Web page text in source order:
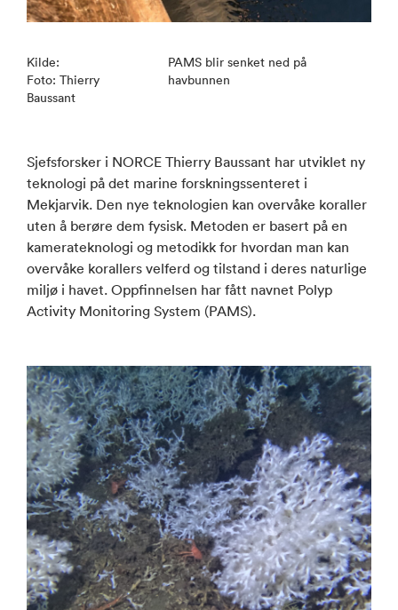
Kilde:
Foto: Thierry
Baussant
PAMS blir senket ned på
havbunnen
Sjefsforsker i NORCE Thierry Baussant har utviklet ny
teknologi på det marine forskningssenteret i
Mekjarvik. Den nye teknologien kan overvåke koraller
uten å berøre dem fysisk. Metoden er basert på en
kamerateknologi og metodikk for hvordan man kan
overvåke korallers velferd og tilstand i deres naturlige
miljø i havet. Oppfinnelsen har fått navnet Polyp
Activity Monitoring System (PAMS).